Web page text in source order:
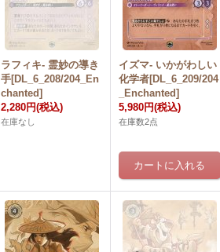
ラフィキ- 霊妙の導き
手[DL_6_208/204_En
chanted]
2,280円(税込)
在庫なし
イズマ- いかがわしい
化学者[DL_6_209/204
_Enchanted]
5,980円(税込)
在庫数2点